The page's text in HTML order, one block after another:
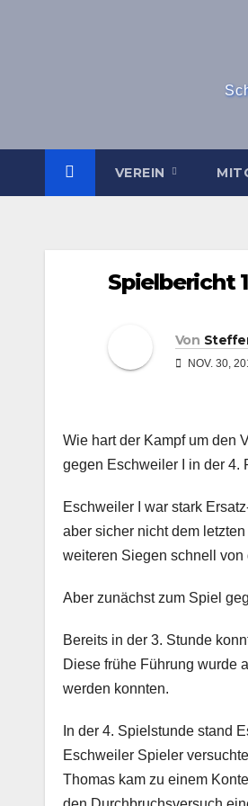
VEREIN
Spielbericht
Von
NOV. 30,
Wie hart der Kampf um den
gegen Eschweiler I in der 4.
Eschweiler I war stark
aber sicher nicht dem
weiteren Siegen schnell
Aber zunächst zum Spiel
Bereits in der 3. Stunde
Diese frühe Führung wurde
werden konnten.
In der 4. Spielstunde stand
Eschweiler Spieler
Thomas kam zu einem